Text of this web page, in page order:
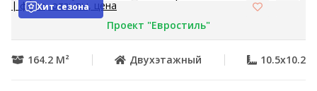
Хит сезона
Проект "Евростиль"
164.2 М² Двухэтажный 10.5x10.2